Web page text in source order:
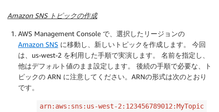
Amazon SNS トピックの作成
AWS Management Console で、選択したリージョンの
Amazon SNS に移動し、新しいトピックを作成します。 今回
は、us-west-2 を利用した手順で実演します。 名前を指定し、
他はデフォルト値のまま設定します。 後続の手順で必要な、ト
ピックの ARN に注意してください。ARNの形式は次のとおり
です。
arn:aws:sns:us-west-2:123456789012:MyTopic